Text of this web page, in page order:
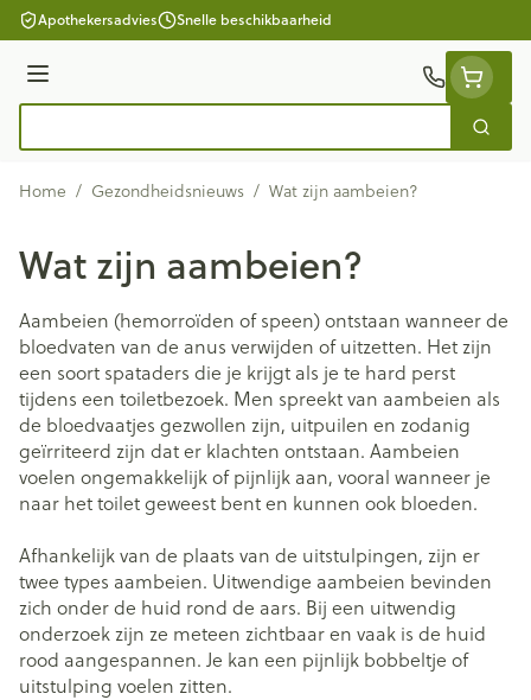
Ga naar de inhoud
Apothekersadvies Snelle beschikbaarheid
Menu
Zoek
Home / Gezondheidsnieuws / Wat zijn aambeien?
Wat zijn aambeien?
Aambeien (hemorroïden of speen) ontstaan wanneer de
bloedvaten van de anus verwijden of uitzetten. Het zijn
een soort spataders die je krijgt als je te hard perst
tijdens een toiletbezoek. Men spreekt van aambeien als
de bloedvaatjes gezwollen zijn, uitpuilen en zodanig
geïrriteerd zijn dat er klachten ontstaan. Aambeien
voelen ongemakkelijk of pijnlijk aan, vooral wanneer je
naar het toilet geweest bent en kunnen ook bloeden.
Afhankelijk van de plaats van de uitstulpingen, zijn er
twee types aambeien. Uitwendige aambeien bevinden
zich onder de huid rond de aars. Bij een uitwendig
onderzoek zijn ze meteen zichtbaar en vaak is de huid
rood aangespannen. Je kan een pijnlijk bobbeltje of
uitstulping voelen zitten.